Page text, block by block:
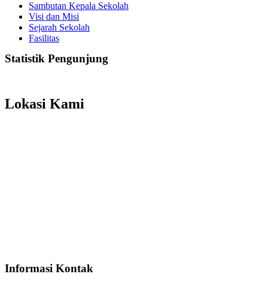
Sambutan Kepala Sekolah
Visi dan Misi
Sejarah Sekolah
Fasilitas
Statistik Pengunjung
Lokasi Kami
Informasi Kontak